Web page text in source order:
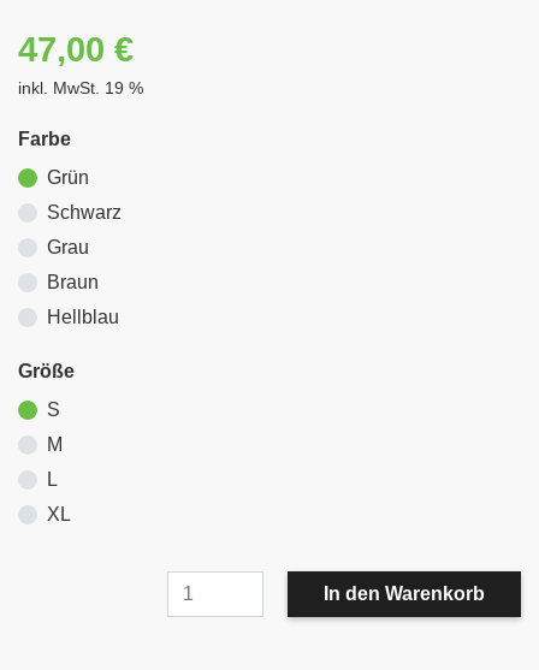
47,00 €
inkl. MwSt. 19 %
Farbe
Grün
Schwarz
Grau
Braun
Hellblau
Größe
S
M
L
XL